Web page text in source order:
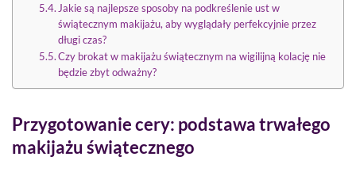
Jakie są najlepsze sposoby na podkreślenie ust w
świątecznym makijażu, aby wyglądały perfekcyjnie przez
długi czas?
Czy brokat w makijażu świątecznym na wigilijną kolację nie
będzie zbyt odważny?
Przygotowanie cery: podstawa trwałego
makijażu świątecznego